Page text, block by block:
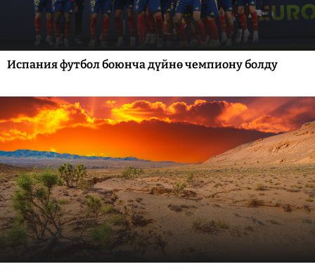
Испания футбол боюнча дүйнө чемпиону болду